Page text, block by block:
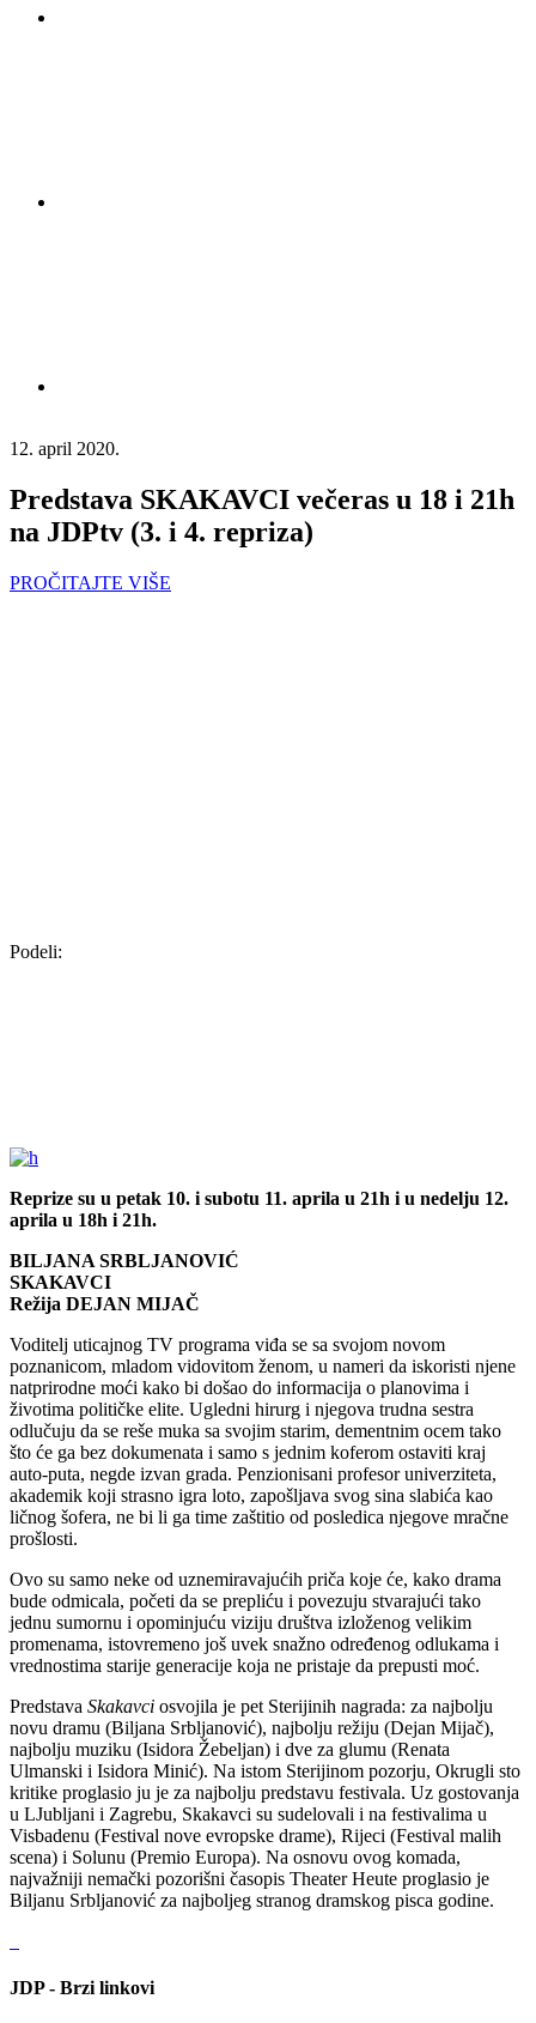
12. april 2020.
Predstava SKAKAVCI večeras u 18 i 21h
na JDPtv (3. i 4. repriza)
PROČITAJTE VIŠE
Podeli:
Reprize su u petak 10. i subotu 11. aprila u 21h i u nedelju 12.
aprila u 18h i 21h.
BILJANA SRBLJANOVIĆ
SKAKAVCI
Režija DEJAN MIJAČ
Voditelj uticajnog TV programa viđa se sa svojom novom
poznanicom, mladom vidovitom ženom, u nameri da iskoristi njene
natprirodne moći kako bi došao do informacija o planovima i
životima političke elite. Ugledni hirurg i njegova trudna sestra
odlučuju da se reše muka sa svojim starim, dementnim ocem tako
što će ga bez dokumenata i samo s jednim koferom ostaviti kraj
auto-puta, negde izvan grada. Penzionisani profesor univerziteta,
akademik koji strasno igra loto, zapošljava svog sina slabića kao
ličnog šofera, ne bi li ga time zaštitio od posledica njegove mračne
prošlosti.
Ovo su samo neke od uznemiravajućih priča koje će, kako drama
bude odmicala, početi da se prepliću i povezuju stvarajući tako
jednu sumornu i opominjuću viziju društva izloženog velikim
promenama, istovremeno još uvek snažno određenog odlukama i
vrednostima starije generacije koja ne pristaje da prepusti moć.
Predstava Skakavci osvojila je pet Sterijinih nagrada: za najbolju
novu dramu (Biljana Srbljanović), najbolju režiju (Dejan Mijač),
najbolju muziku (Isidora Žebeljan) i dve za glumu (Renata
Ulmanski i Isidora Minić). Na istom Sterijinom pozorju, Okrugli sto
kritike proglasio ju je za najbolju predstavu festivala. Uz gostovanja
u LJubljani i Zagrebu, Skakavci su sudelovali i na festivalima u
Visbadenu (Festival nove evropske drame), Rijeci (Festival malih
scena) i Solunu (Premio Europa). Na osnovu ovog komada,
najvažniji nemački pozorišni časopis Theater Heute proglasio je
Biljanu Srbljanović za najboljeg stranog dramskog pisca godine.
JDP - Brzi linkovi